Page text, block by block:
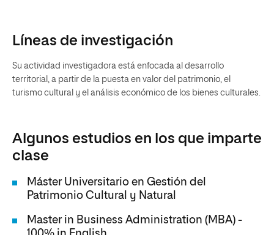
Líneas de investigación
Su actividad investigadora está enfocada al desarrollo
territorial, a partir de la puesta en valor del patrimonio, el
turismo cultural y el análisis económico de los bienes culturales.
Algunos estudios en los que imparte
clase
Máster Universitario en Gestión del
Patrimonio Cultural y Natural
Master in Business Administration (MBA) -